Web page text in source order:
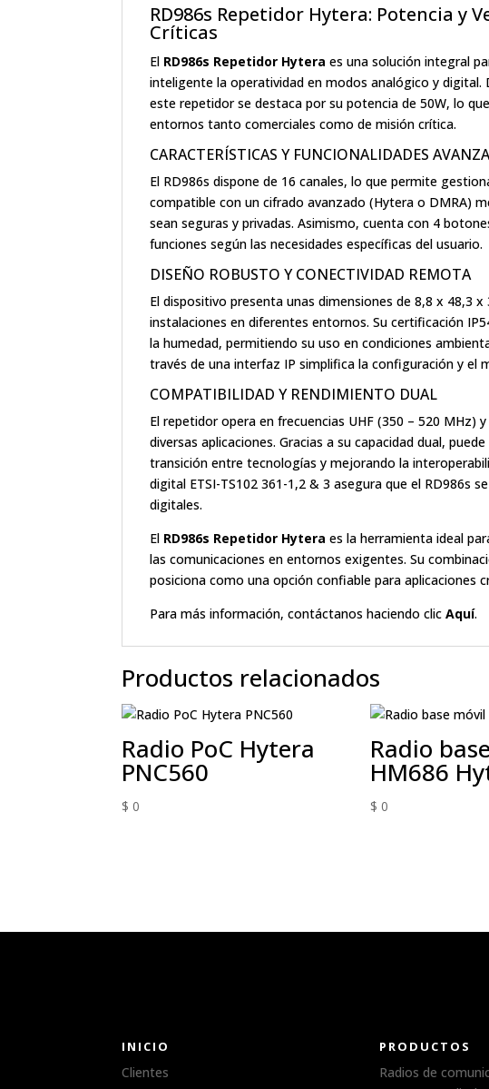
RD986s Repetidor Hytera: Potencia y
Críticas
El RD986s Repetidor Hytera es una solución integral
inteligente la operatividad en modos analógico y digital.
este repetidor se destaca por su potencia de 50W, lo
entornos tanto comerciales como de misión crítica.
CARACTERÍSTICAS Y FUNCIONALIDADES
El RD986s dispone de 16 canales, lo que permite
compatible con un cifrado avanzado (Hytera o DMRA)
sean seguras y privadas. Asimismo, cuenta con 4
funciones según las necesidades específicas del usuario.
DISEÑO ROBUSTO Y CONECTIVIDAD REMOTA
El dispositivo presenta unas dimensiones de 8,8 x 48,3
instalaciones en diferentes entornos. Su certificación
la humedad, permitiendo su uso en condiciones
través de una interfaz IP simplifica la configuración y el
COMPATIBILIDAD Y RENDIMIENTO DUAL
El repetidor opera en frecuencias UHF (350 – 520 MHz)
diversas aplicaciones. Gracias a su capacidad dual,
transición entre tecnologías y mejorando la
digital ETSI-TS102 361-1,2 & 3 asegura que el RD986s
digitales.
El RD986s Repetidor Hytera es la herramienta ideal
las comunicaciones en entornos exigentes. Su
posiciona como una opción confiable para aplicaciones
Para más información, contáctanos haciendo clicAquí.
Productos relacionados
Radio PoC Hytera
PNC560
$ 0
Radio
HM686
$ 0
INICIO
Clientes
PRODUCTOS
Radios de